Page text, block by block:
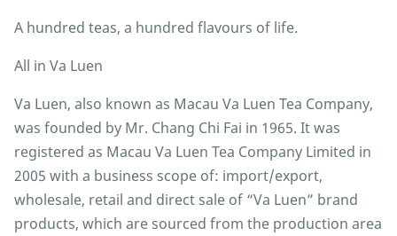
A hundred teas, a hundred flavours of life.
All in Va Luen
Va Luen, also known as Macau Va Luen Tea Company,
was founded by Mr. Chang Chi Fai in 1965. It was
registered as Macau Va Luen Tea Company Limited in
2005 with a business scope of: import/export,
wholesale, retail and direct sale of “Va Luen” brand
products, which are sourced from the production area